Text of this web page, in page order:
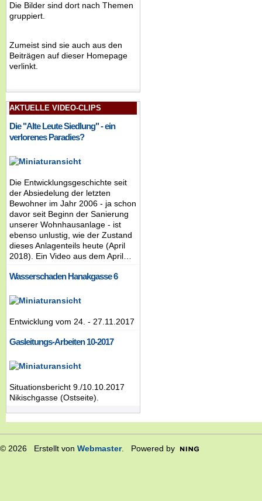
Die Bilder sind dort nach Themen
gruppiert.
Zumeist sind sie auch aus den
Beiträgen auf dieser Homepage
verlinkt.
AKTUELLE VIDEO-CLIPS
Die "Alte Leute Siedlung" - ein
verlorenes Paradies?
Die Entwicklungsgeschichte seit
der Absiedelung der letzten
Bewohner im Jahr 2006 - ja schon
davor seit Beginn der Sanierung
unserer Wohnhausanlage - ist
ebenso unlustig, wie der Zustand
dieses Anlagenteils heute (April
2018). Ein Video aus dem April…
Wasserschaden Hanakgasse 6
Entwicklung vom 24. - 27.11.2017
Gasleitungs-Arbeiten 10-2017
Situationsbericht 9./10.10.2017
Nikischgasse (Ostseite).
© 2026 Erstellt von Webmaster. Powered by